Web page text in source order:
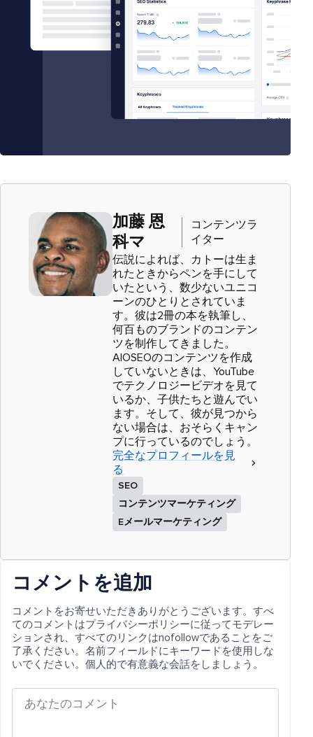
加藤 恩
科マ
コンテンツラ
イター
伝説によれば、カトーは生ま
れたときからペンを手にして
いたという、数少ないユニコ
ーンのひとりとされていま
す。彼は2冊の本を執筆し、
何百ものブランドのコンテン
ツを制作してきました。
AIOSEOのコンテンツを作成
していないときは、YouTube
でテクノロジービデオを見て
いるか、子供たちと遊んでい
ます。そして、彼が見つから
ない場合は、おそらくキャン
プに行っているのでしょう。
完全なプロフィールを見
る
SEO
コンテンツマーケティング
Eメールマーケティング
コメントを追加
コメントをお寄せいただきありがとうございます。すべ
てのコメントはプライバシーポリシーに従ってモデレー
ションされ、すべてのリンクはnofollowであることをご
了承ください。名前フィールドにキーワードを使用しな
いでください。個人的で有意義な会話をしましょう。